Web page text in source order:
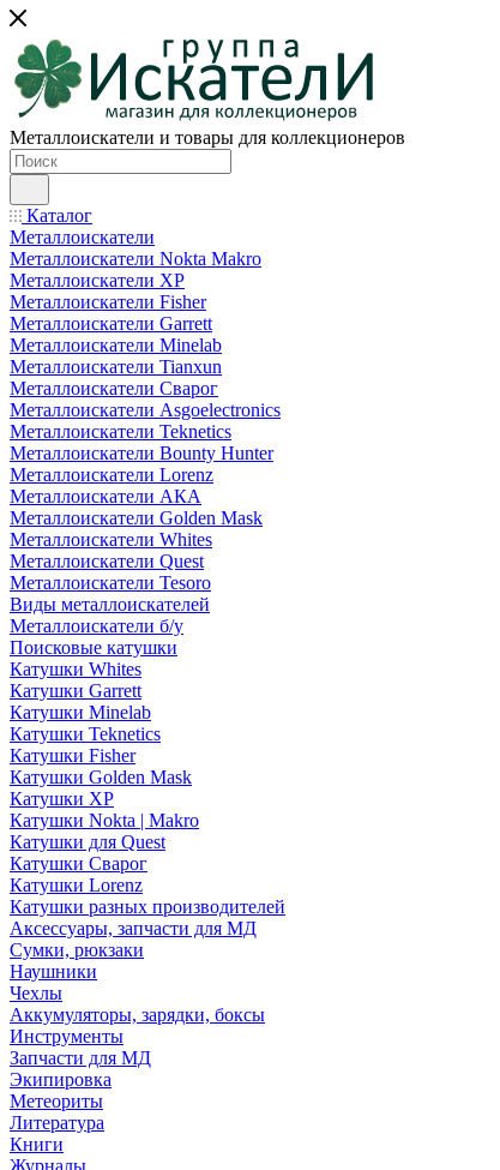
Металлоискатели и товары для коллекционеров
Каталог
Металлоискатели
Металлоискатели Nokta Makro
Металлоискатели XP
Металлоискатели Fisher
Металлоискатели Garrett
Металлоискатели Minelab
Металлоискатели Tianxun
Металлоискатели Сварог
Металлоискатели Asgoelectronics
Металлоискатели Teknetics
Металлоискатели Bounty Hunter
Металлоискатели Lorenz
Металлоискатели АКА
Металлоискатели Golden Mask
Металлоискатели Whites
Металлоискатели Quest
Металлоискатели Tesoro
Виды металлоискателей
Металлоискатели б/у
Поисковые катушки
Катушки Whites
Катушки Garrett
Катушки Minelab
Катушки Teknetics
Катушки Fisher
Катушки Golden Mask
Катушки XP
Катушки Nokta | Makro
Катушки для Quest
Катушки Сварог
Катушки Lorenz
Катушки разных производителей
Аксессуары, запчасти для МД
Сумки, рюкзаки
Наушники
Чехлы
Аккумуляторы, зарядки, боксы
Инструменты
Запчасти для МД
Экипировка
Метеориты
Литература
Книги
Журналы